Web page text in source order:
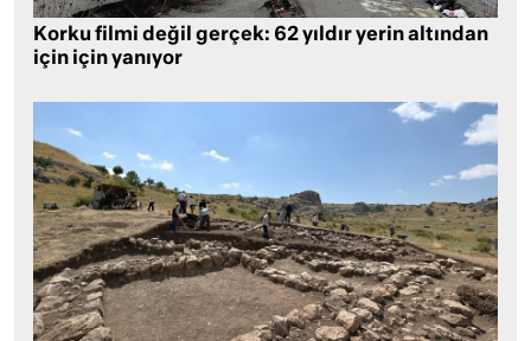
Korku filmi değil gerçek: 62 yıldır yerin altından
için için yanıyor